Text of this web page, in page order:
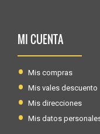
MI CUENTA
Mis compras
Mis vales descuento
Mis direcciones
Mis datos